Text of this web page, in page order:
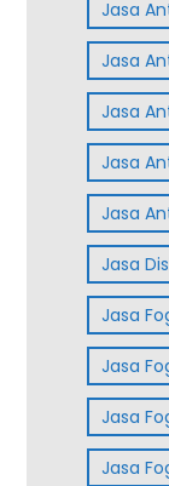
Jasa
Jasa
Jasa
Jasa
Jasa
Jasa
Jasa
Jasa
Jasa
Jasa